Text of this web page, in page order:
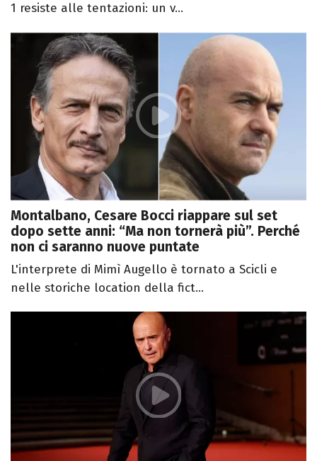
1 resiste alle tentazioni: un v...
Montalbano, Cesare Bocci riappare sul set
dopo sette anni: “Ma non tornerà più”. Perché
non ci saranno nuove puntate
L'interprete di Mimì Augello è tornato a Scicli e
nelle storiche location della fict...